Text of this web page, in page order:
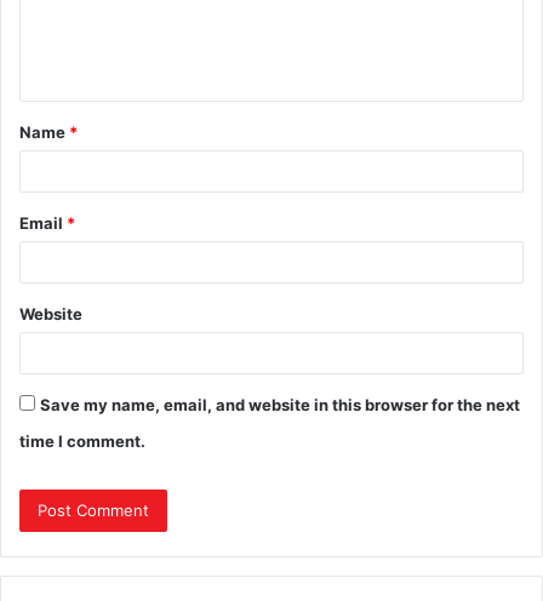
Name *
Email *
Website
Save my name, email, and website in this browser for the next
time I comment.